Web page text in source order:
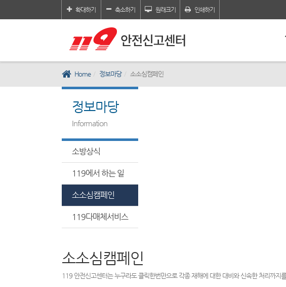
확대하기 축소하기 원래크기 인쇄하기
Home 정보마당 소소심캠페인
정보마당
Information
소방상식
119에서 하는 일
소소심캠페인
119다매체서비스
소소심캠페인
119 안전신고센터는 누구라도 클릭한번만으로 각종 재해에 대한 대비와 신속한 처리까지